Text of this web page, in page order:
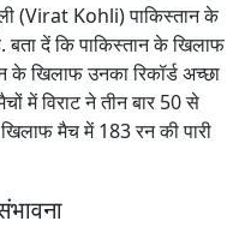
(Virat Kohli) पाकिस्तान के
दें कि पाकिस्तान के खिलाफ
के खिलाफ उनका रिकॉर्ड अच्छा
में विराट ने तीन बार 50 से
मैच में 183 रन की पारी